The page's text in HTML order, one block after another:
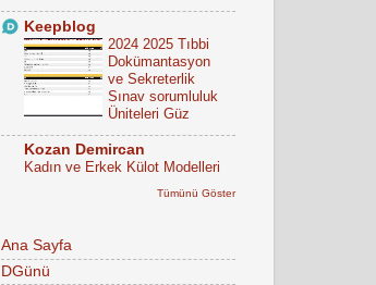
Keepblog
2024 2025 Tıbbi
Dokümantasyon
ve Sekreterlik
Sınav sorumluluk
Üniteleri Güz
Kozan Demircan
Kadın ve Erkek Külot Modelleri
Tümünü Göster
Ana Sayfa
DGünü